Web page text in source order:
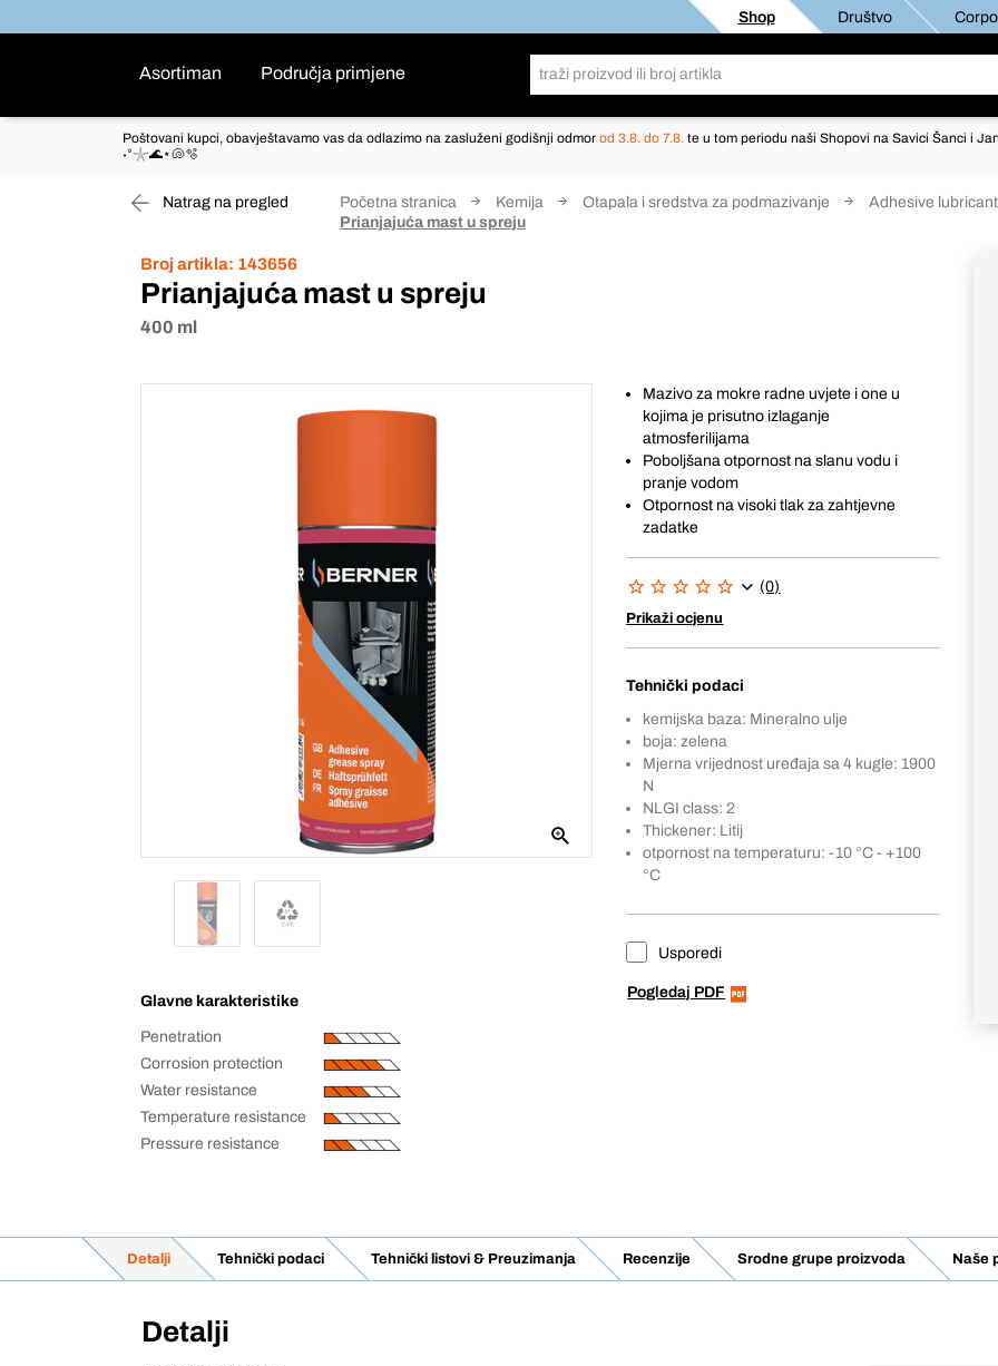
Shop Društvo
Asortiman Područja primjene
Poštovani kupci, obavještavamo vas da odlazimo na zasluženi godišnji odmor od 3.8. do 7.8. te u tom periodu naši Shopovi na Savici Šanci i
˖°𓇼🌊⋆🐚🫧
Natrag na pregled Početna stranica Kemija Otapala i sredstva za podmazivanje Adhesive
Prianjajuća mast u spreju
Broj artikla: 143656
Prianjajuća mast u spreju
400 ml
Glavne karakteristike
Penetration
Corrosion protection
Water resistance
Temperature resistance
Pressure resistance
Mazivo za mokre radne uvjete i one u
kojima je prisutno izlaganje
atmosferilijama
Poboljšana otpornost na slanu vodu i
pranje vodom
Otpornost na visoki tlak za zahtjevne
zadatke
(0)
Prikaži ocjenu
Tehnički podaci
kemijska baza: Mineralno ulje
boja: zelena
Mjerna vrijednost uređaja sa 4 kugle: 1900
N
NLGI class: 2
Thickener: Litij
otpornost na temperaturu: -10 °C - +100
°C
Usporedi
Pogledaj PDF
Detalji Tehnički podaci Tehnički listovi & Preuzimanja Recenzije Srodne grupe proizvoda Naše
Detalji